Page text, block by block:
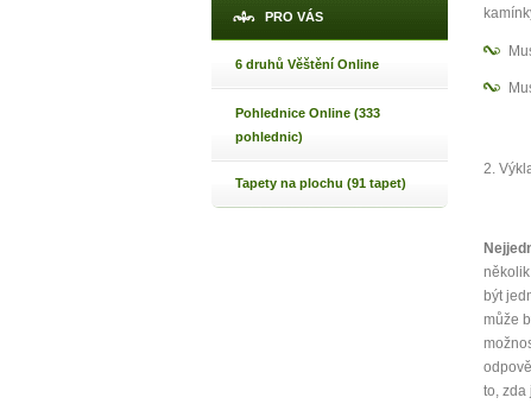
PRO VÁS
6 druhů Věštění Online
Pohlednice Online (333
pohlednic)
Tapety na plochu (91 tapet)
2.
být
může
to, zda